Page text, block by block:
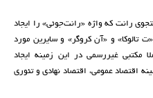
رانت که واژه «رانت‌جوئی» را ایجاد
و «آن کروگر» و سایرین مورد
مکتبی غیررسمی در این زمینه ایجاد
اقتصاد عمومی، اقتصاد نهادی و تئوری